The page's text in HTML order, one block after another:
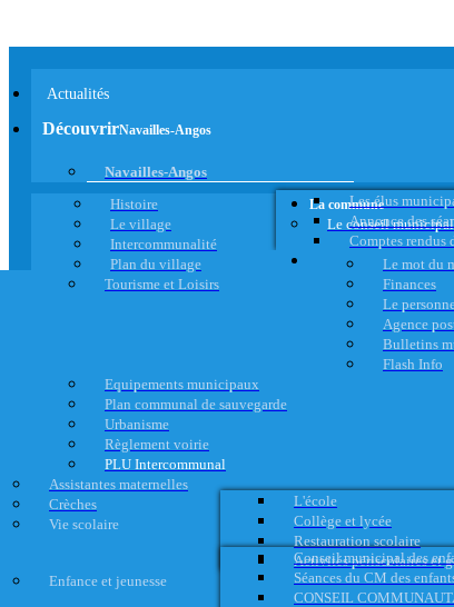
Actualités
DécouvrirNavailles-Angos
Navailles-Angos
Histoire
Le village
Intercommunalité
Plan du village
Tourisme et Loisirs
La commune
Le conseil municipal
Les élus
Annonce des
Comptes rendus
Le mot du
Finances
Le
Agence
Bulletins
Flash Info
Equipements municipaux
Plan communal de sauvegarde
Urbanisme
Règlement voirie
PLU Intercommunal
Assistantes maternelles
Crèches
Vie scolaire
L'école
Collège et lycée
Restauration scolaire
Activités périscolaires et
Enfance et jeunesse
Conseil municipal des
Séances du CM des
CONSEIL